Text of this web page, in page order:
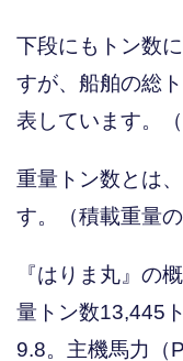
下段にもトン数
すが、船舶の総
表しています。
重量トン数とは
す。（積載重量の
『はりま丸』の
量トン数13,445
9.8。主機馬力（